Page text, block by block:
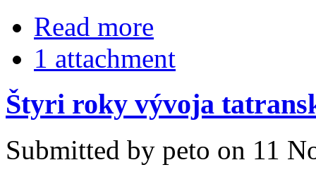
Read more
1 attachment
Štyri roky vývoja
Submitted by peto on 11